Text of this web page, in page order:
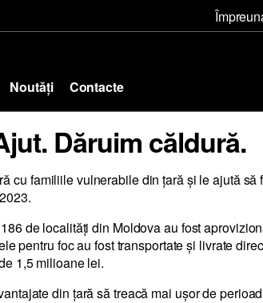
Noutăți Contacte
Dăruim căldură.
cu familiile vulnerabile din țară și le ajută să
de localități din Moldova au fost
pentru foc au fost transportate și livrate
1,5 milioane lei.
din țară să treacă mai ușor de